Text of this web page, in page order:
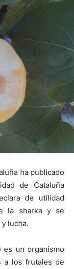
ha publicado
de Cataluña
de utilidad
la sharka y se
lucha.
es un organismo
a los frutales de